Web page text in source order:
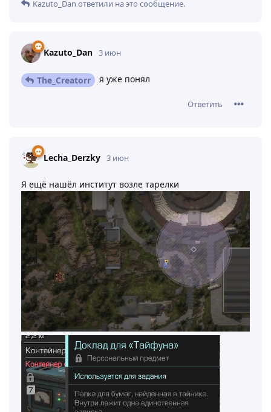
Kazuto_Dan ответили на это сообщение.
Kazuto_Dan 3 июн
The_Creatorr я уже понял
Ответить
Lecha_Derzky 3 июн
Я ещё нашёл институт возле тарелки